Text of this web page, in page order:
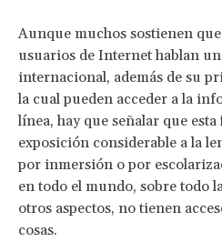
Aunque muchos sostienen
usuarios de Internet hablan
internacional, además de su
la cual pueden acceder a la
línea, hay que señalar que
exposición considerable a la
por inmersión o por
en todo el mundo, sobre todo
otros aspectos, no tienen
cosas.